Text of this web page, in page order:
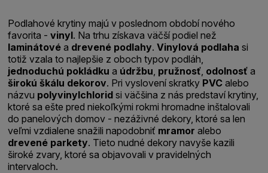
Podlahové krytiny majú v poslednom období nového
favorita -vinyl. Na trhu získava väčší podiel než
laminátové a drevené podlahy.Vinylová podlaha si
totiž vzala to najlepšie z oboch typov podláh,
jednoduchú pokládku a údržbu pružnosť odolnosť a
širokú škálu dekorov. Pri vyslovení skratky PVC alebo
názvu polyvinylchlorid si väčšina z nás predstaví krytiny,
ktoré sa ešte pred niekoľkými rokmi hromadne inštalovali
do panelových domov - nezáživné dekory, ktoré sa len
veľmi vzdialene snažili napodobniť mramor alebo
drevené parkety. Tieto nudné dekory navyše kazili
široké zvary, ktoré sa objavovali v pravidelných
intervaloch.